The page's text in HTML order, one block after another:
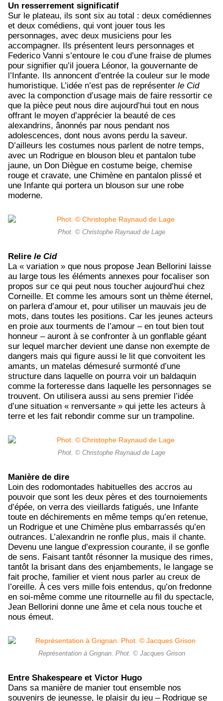
Un resserrement significatif
Sur le plateau, ils sont six au total : deux comédiennes
et deux comédiens, qui vont jouer tous les
personnages, avec deux musiciens pour les
accompagner. Ils présentent leurs personnages et
Federico Vanni s’entoure le cou d’une fraise de plumes
pour signifier qu’il jouera Léonor, la gouvernante de
l’Infante. Ils annoncent d’entrée la couleur sur le mode
humoristique. L’idée n’est pas de représenter le Cid
avec la componction d’usage mais de faire ressortir ce
que la pièce peut nous dire aujourd’hui tout en nous
offrant le moyen d’apprécier la beauté de ces
alexandrins, ânonnés par nous pendant nos
adolescences, dont nous avons perdu la saveur.
D’ailleurs les costumes nous parlent de notre temps,
avec un Rodrigue en blouson bleu et pantalon tube
jaune, un Don Diègue en costume beige, chemise
rouge et cravate, une Chimène en pantalon plissé et
une Infante qui portera un blouson sur une robe
moderne.
Phot. © Christophe Raynaud de Lage
Relire le Cid
La « variation » que nous propose Jean Bellorini laisse
au large tous les éléments annexes pour focaliser son
propos sur ce qui peut nous toucher aujourd’hui chez
Corneille. Et comme les amours sont un thème éternel,
on parlera d’amour et, pour utiliser un mauvais jeu de
mots, dans toutes les positions. Car les jeunes acteurs
en proie aux tourments de l’amour – en tout bien tout
honneur – auront à se confronter à un gonflable géant
sur lequel marcher devient une danse non exempte de
dangers mais qui figure aussi le lit que convoitent les
amants, un matelas démesuré surmonté d’une
structure dans laquelle on pourra voir un baldaquin
comme la forteresse dans laquelle les personnages se
trouvent. On utilisera aussi au sens premier l’idée
d’une situation « renversante » qui jette les acteurs à
terre et les fait rebondir comme sur un trampoline.
Phot. © Christophe Raynaud de Lage
Manière de dire
Loin des rodomontades habituelles des accros au
pouvoir que sont les deux pères et des tournoiements
d’épée, on verra des vieillards fatigués, une Infante
toute en déchirements en même temps qu’en retenue,
un Rodrigue et une Chimène plus embarrassés qu’en
outrances. L’alexandrin ne ronfle plus, mais il chante.
Devenu une langue d’expression courante, il se gonfle
de sens. Faisant tantôt résonner la musique des rimes,
tantôt la brisant dans des enjambements, le langage se
fait proche, familier et vient nous parler au creux de
l’oreille. À ces vers mille fois entendus, qu’on fredonne
en soi-même comme une ritournelle au fil du spectacle,
Jean Bellorini donne une âme et cela nous touche et
nous émeut.
Représentation à Grignan. Phot. © Jacques Grison
Entre Shakespeare et Victor Hugo
Dans sa manière de manier tout ensemble nos
souvenirs de jeunesse, le plaisir du jeu – Rodrigue se